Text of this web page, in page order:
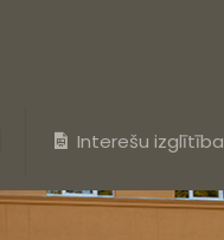
Interešu izglītība